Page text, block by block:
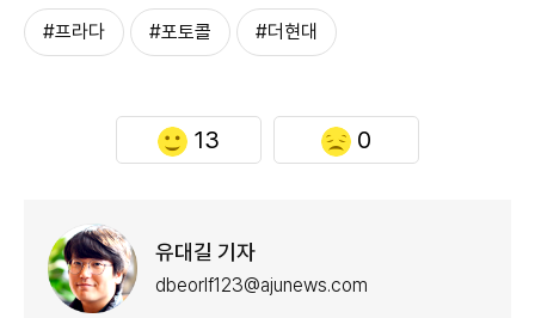
#프라다 #포토콜 #더현대
13 0
유대길 기자
dbeorlf123@ajunews.com